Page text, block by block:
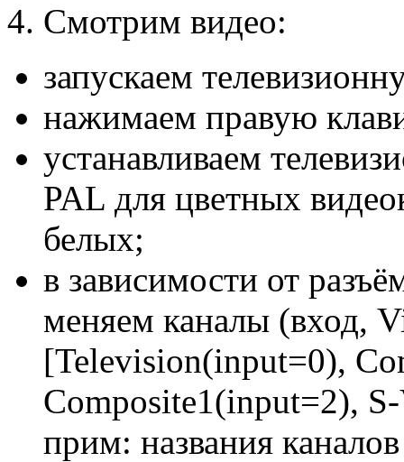
4. Смотрим видео:
запускаем
нажимаем правую
устанавливаем
PAL для цветных
белых;
в зависимости от
меняем каналы (вход,
[Television(input=0),
Composite1(input=2),
прим: названия